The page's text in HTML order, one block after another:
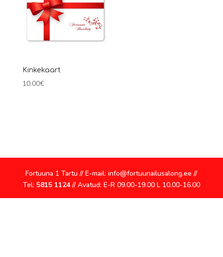
Kinkekaart
10.00€
Fortuuna 1 Tartu // E-mail: info@fortuunailusalong.ee //
Tel: 5815 1124// Avatud: E-R 09.00-19.00 L 10.00-16.00